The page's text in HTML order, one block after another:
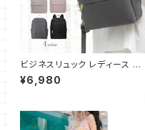
ビジネスリュック レディース リ
ュック リュックサック 軽量 大容
量 ビジネスバッグ リュック 通学
¥6,980